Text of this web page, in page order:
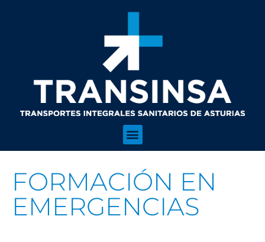
FORMACIÓN EN
EMERGENCIAS